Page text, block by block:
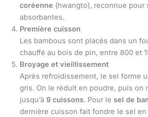
coréenne (hwangto), reconnue pour
absorbantes.
Première cuisson
Les bambous sont placés dans un
chauffé au bois de pin, entre 800 et
Broyage et vieillissement
Après refroidissement, le sel forme
gris. On le réduit en poudre, puis on
jusqu’à 9 cuissons. Pour le sel de
dernière cuisson fait fondre le sel